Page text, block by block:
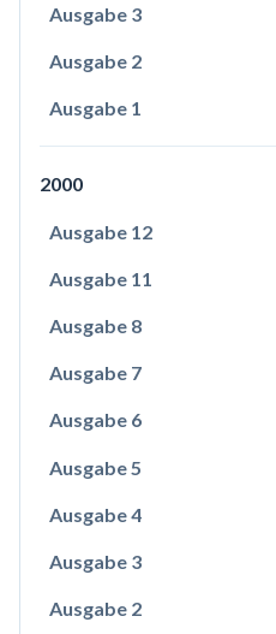
Ausgabe 3
Ausgabe 2
Ausgabe 1
2000
Ausgabe 12
Ausgabe 11
Ausgabe 8
Ausgabe 7
Ausgabe 6
Ausgabe 5
Ausgabe 4
Ausgabe 3
Ausgabe 2